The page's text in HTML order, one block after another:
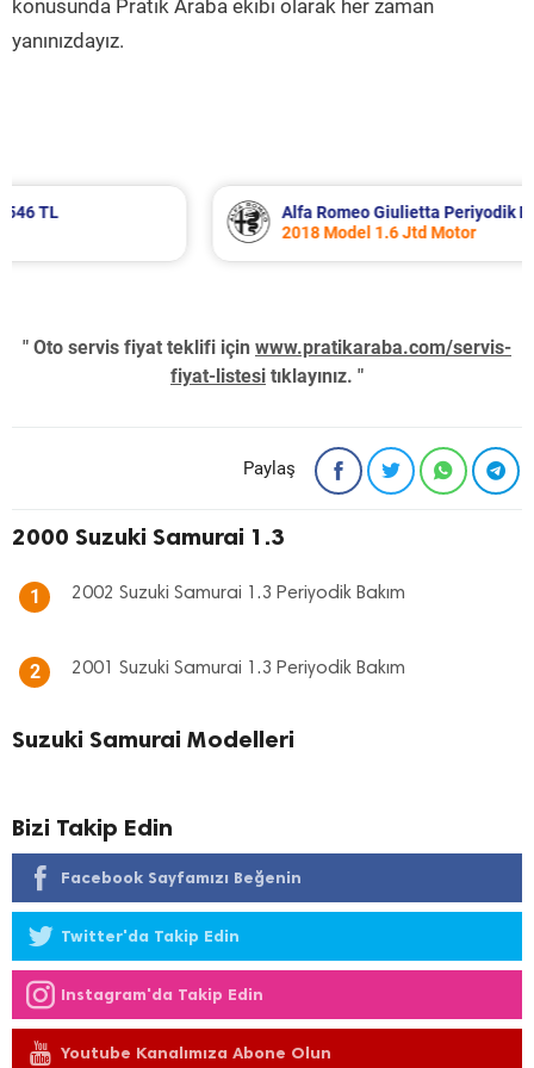
konusunda Pratik Araba ekibi olarak her zaman
yanınızdayız.
Alfa Romeo Giulietta Periyodik Bakım 8.340 TL
2018 Model 1.6 Jtd Motor
" Oto servis fiyat teklifi için www.pratikaraba.com/servis-
fiyat-listesi tıklayınız. "
Paylaş
2000 Suzuki Samurai 1.3
1 2002 Suzuki Samurai 1.3 Periyodik Bakım
2 2001 Suzuki Samurai 1.3 Periyodik Bakım
Suzuki Samurai Modelleri
Bizi Takip Edin
Facebook Sayfamızı Beğenin
Twitter'da Takip Edin
Instagram'da Takip Edin
Youtube Kanalımıza Abone Olun